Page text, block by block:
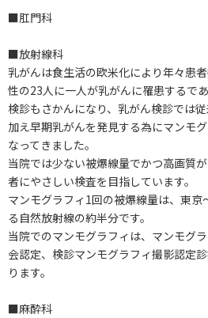
■肛門科
■放射線科
乳がんは食生活の欧米化により年々患
性の23人に一人が乳がんに罹患するで
検診もさかんになり、乳がん検診では
加え早期乳がんを発見する為にマンモ
なってきました。
当院では少ない被爆線量でかつ高画質
者にやさしい検査を目指しています。
マンモグラフィ1回の被爆線量は、東
る自然放射線の約半分です。
当院でのマンモグラフィは、マンモグ
会認定、検診マンモグラフィ撮影認定
ります。
■麻酔科